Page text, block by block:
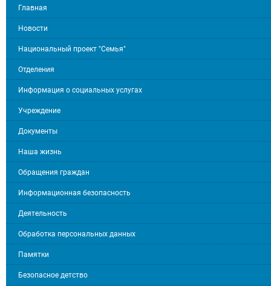
Главная
Новости
Национальный проект "Семья"
Отделения
Информация о социальных услугах
Учреждение
Документы
Наша жизнь
Обращения граждан
Информационная безопасность
Деятельность
Обработка персональных данных
Памятки
Безопасное детство